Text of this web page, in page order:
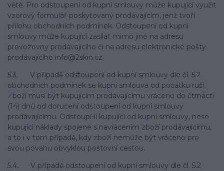
větě. Pro odstoupení od kupní smlouvy může kupující využit
vzorový formulář poskytovaný prodávajícím, jenž tvoří
přílohu obchodních podmínek. Odstoupení od kupní
smlouvy může kupující zasílat mimo jiné na adresu
provozovny prodávajícího či na adresu elektronické pošty
prodávajícího info@2skin.cz.
5.3. V případě odstoupení od kupní smlouvy dle čl. 5.2
obchodních podmínek se kupní smlouva od počátku ruší.
Zboží musí být kupujícím prodávajícímu vráceno do čtrnácti
(14) dnů od doručení odstoupení od kupní smlouvy
prodávajícímu. Odstoupí-li kupující od kupní smlouvy, nese
kupující náklady spojené s navrácením zboží prodávajícímu,
a to i v tom případě, kdy zboží nemůže být vráceno pro
svou povahu obvyklou poštovní cestou.
5.4. V případě odstoupení od kupní smlouvy dle čl. 5.2